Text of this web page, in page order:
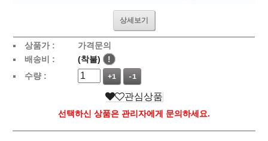
상세보기
상품가 :
가격문의
배송비 :
(착불)
!
수량 :
+1 -1
관심상품
선택하신 상품은 관리자에게 문의하세요.